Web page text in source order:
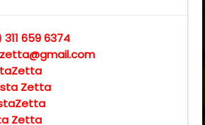
659 6374
Zetta
Zetta